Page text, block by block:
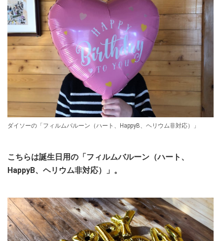
ダイソーの「フィルムバルーン（ハート、HappyB、ヘリウム非対応）」
こちらは誕生日用の「フィルムバルーン（ハート、
HappyB、ヘリウム非対応）」。